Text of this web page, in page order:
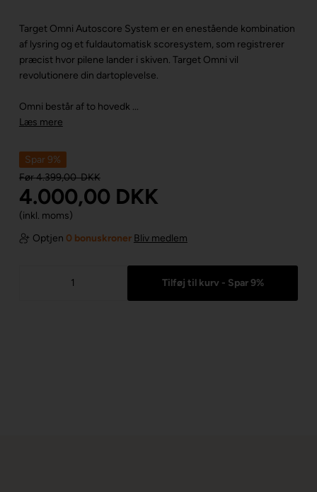
Target Omni Autoscore System er en enestående kombination
af lysring og et fuldautomatisk scoresystem, som registrerer
præcist hvor pilene lander i skiven. Target Omni vil
revolutionere din dartoplevelse.
Omni består af to hovedk ...
Læs mere
Spar 9%
Før4.399,00DKK
4.000,00 DKK
(inkl. moms)
Optjen 0 bonuskroner Bliv medlem